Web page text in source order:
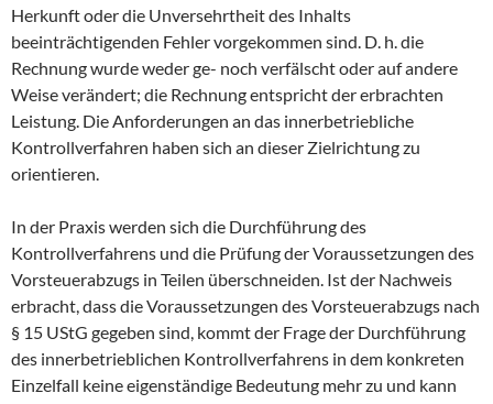
Herkunft oder die Unversehrtheit des Inhalts
beeinträchtigenden Fehler vorgekommen sind. D. h. die
Rechnung wurde weder ge- noch verfälscht oder auf andere
Weise verändert; die Rechnung entspricht der erbrachten
Leistung. Die Anforderungen an das innerbetriebliche
Kontrollverfahren haben sich an dieser Zielrichtung zu
orientieren.
In der Praxis werden sich die Durchführung des
Kontrollverfahrens und die Prüfung der Voraussetzungen des
Vorsteuerabzugs in Teilen überschneiden. Ist der Nachweis
erbracht, dass die Voraussetzungen des Vorsteuerabzugs nach
§ 15 UStG gegeben sind, kommt der Frage der Durchführung
des innerbetrieblichen Kontrollverfahrens in dem konkreten
Einzelfall keine eigenständige Bedeutung mehr zu und kann